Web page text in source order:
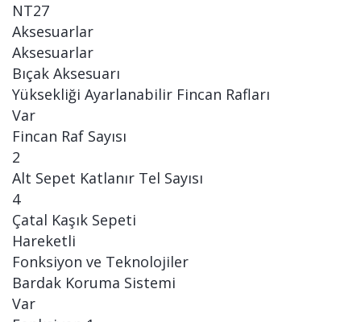
NT27
Aksesuarlar
Aksesuarlar
Bıçak Aksesuarı
Yüksekliği Ayarlanabilir Fincan Rafları
Var
Fincan Raf Sayısı
2
Alt Sepet Katlanır Tel Sayısı
4
Çatal Kaşık Sepeti
Hareketli
Fonksiyon ve Teknolojiler
Bardak Koruma Sistemi
Var